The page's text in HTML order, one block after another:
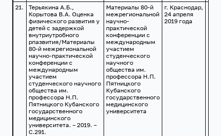
21.
Терьякина А.Б.,
Корытова В.А. Оценка
физического развития у
детей с задержкой
внутриутробного
рпазвития/Материалы
80-й межрегиональной
научно-практической
конференции с
международным
участием
студенческого научного
общества им.
профессора Н.П.
Пятницкого Кубанского
государственного
медицинского
университета. – 2019. –
С.291.
Материалы 80-й
межрегиональной
научно-
практической
конференции с
международным
участием
студенческого
научного
общества им.
профессора Н.П.
Пятницкого
Кубанского
государственного
медицинского
университета
г. Краснодар,
24 апреля
2019 года